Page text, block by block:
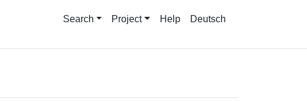
Search Project Help Deutsch